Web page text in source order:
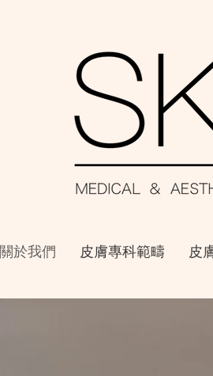
關於我們 皮膚專科範疇 皮